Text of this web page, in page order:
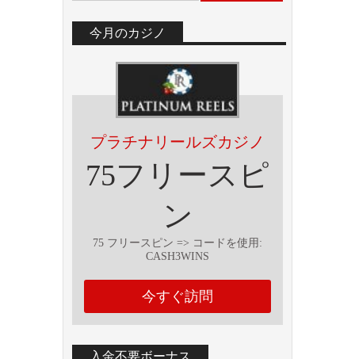
今月のカジノ
プラチナリールズカジノ
75フリースピ
ン
75 フリースピン => コー​​ドを使用:
CASH3WINS
今すぐ訪問
入金不要ボーナス